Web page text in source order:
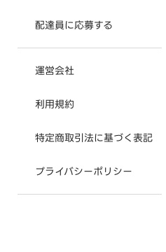
配達員に応募する
運営会社
利用規約
特定商取引法に基づく表記
プライバシーポリシー